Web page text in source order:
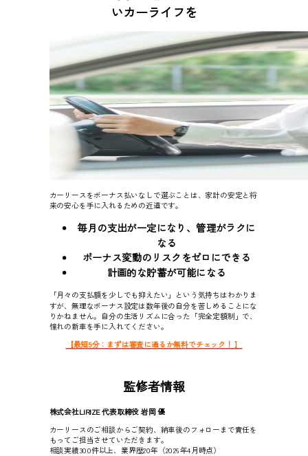
いカーライフを
カーリースをボーナス払いなしで選ぶことは、家計の安定と将
来の安心を手に入れるための近道です。
毎月の支出が一定になり、管理がラクに
なる
ボーナス変動のリスクをゼロにできる
計画的な貯蓄が可能になる
「月々の支払額を少しでも抑えたい」という気持ちはわかりま
すが、無理なボーナス設定は数年後の自分を苦しめることにな
りかねません。自分の生活リズムに合った「完全定額制」で、
憧れの新車を手に入れてください。
【最短5分：まずは審査に通るか無料でチェック！ 】
監修者情報
株式会社LIRIZE 代表取締役 岩岡 優
カーリースのご相談からご契約、納車後のフォローまで責任を
もってご担当させていただきます。
相談実績300件以上、業界歴20年（2026年4月時点）